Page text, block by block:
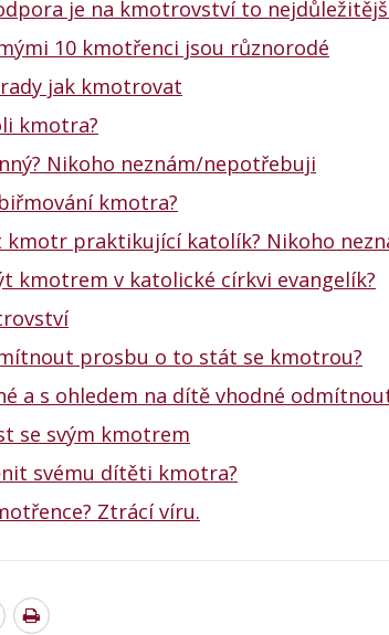
je na kmotrovství to
10 kmotřenci jsou různorodé
jak kmotrovat
kmotra?
Nikoho neznám/nepotřebuji
kmotra?
kmotr praktikující katolík? Nikoho
kmotrem v katolické církvi evangelík?
prosbu o to stát se kmotrou?
a s ohledem na dítě vhodné
se svým kmotrem
svému dítěti kmotra?
Ztrácí víru.